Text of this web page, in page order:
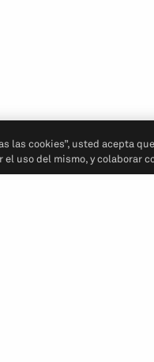
las cookies”, usted acepta
el uso del mismo, y colaborar